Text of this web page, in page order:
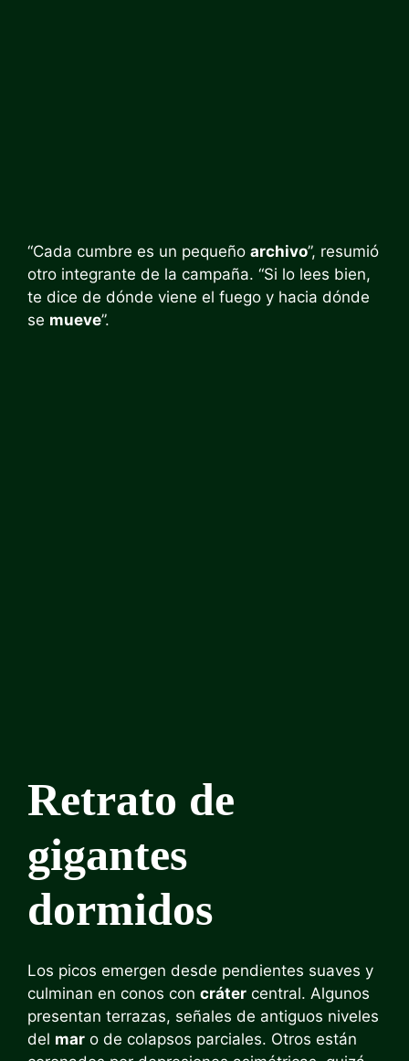
“Cada cumbre es un pequeño archivo”, resumió
otro integrante de la campaña. “Si lo lees bien,
te dice de dónde viene el fuego y hacia dónde
se mueve”.
Retrato de
gigantes
dormidos
Los picos emergen desde pendientes suaves y
culminan en conos con cráter central. Algunos
presentan terrazas, señales de antiguos niveles
del mar o de colapsos parciales. Otros están